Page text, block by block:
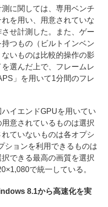
に関しては、専用ベンチ
を用い、用意されていな
せ計測した。また、ゲー
つもの（ビルトインベン
いものは比較的操作の影
選んだ上で、フレームレ
」を用いて1分間のフレ
イエンドGPUを用いてい
意されているものは選択
ていないものは各オプシ
ションを利用できるものは
できる最高の画質を選択
で統一している。
8.1から高速化を実